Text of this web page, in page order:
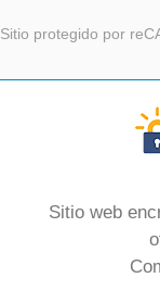
Sitio protegido por
Sitio web